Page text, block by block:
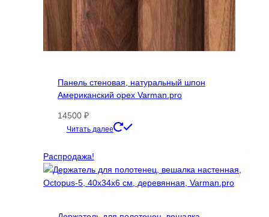
Панель стеновая, натуральный шпон
Американский орех Varman.pro
14500 ₽
Читать далее
несколько
вариаций.
Распродажа!